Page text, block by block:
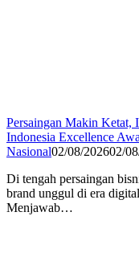
Persaingan Makin
Indonesia Excellence
Nasional02/08/202602/
Di tengah persaingan
brand unggul di era
Menjawab…